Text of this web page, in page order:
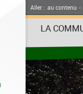
Aller : au contenu -
LA